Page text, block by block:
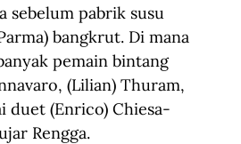
sebelum pabrik susu
bangkrut. Di mana
pemain bintang
(Lilian) Thuram,
duet (Enrico) Chiesa-
Rengga.